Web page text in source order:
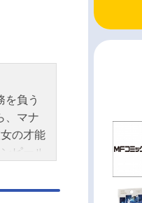
を負う
、マナ
の才能
ピール
れぬ努